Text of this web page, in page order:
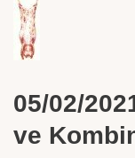
05/02/
ve